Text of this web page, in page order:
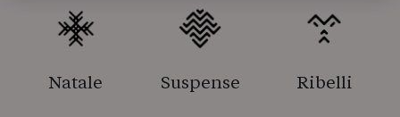
Natale Suspense Ribelli